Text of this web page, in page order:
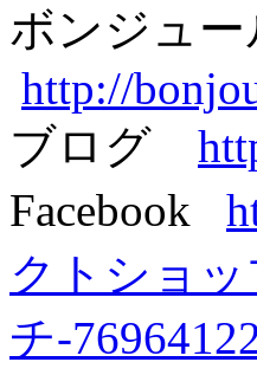
ボンジュ
http://
ブログ
Facebook
クトショッ
チ-